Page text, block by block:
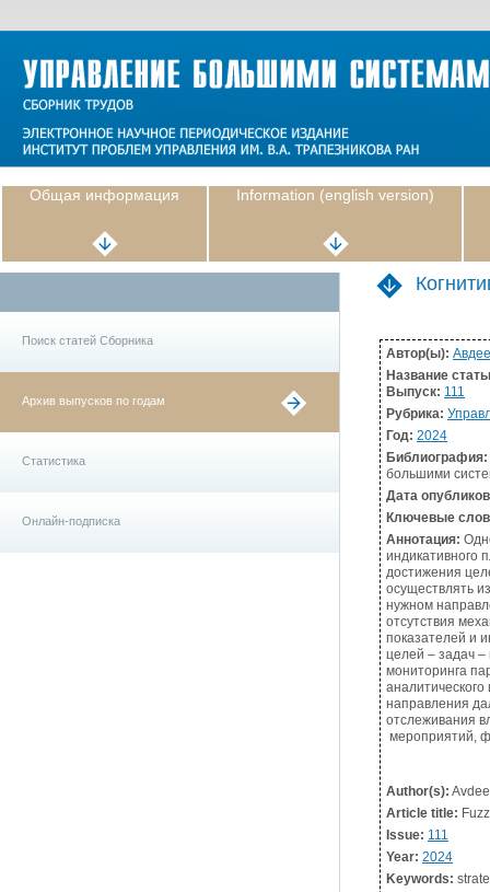
Общая информация Information (english version)
Поиск статей Сборника
Архив выпусков по годам
Статистика
Онлайн-подписка
Автор(ы):
Название
Выпуск: 111
Рубрика:
Год: 2024
Библиография:
большими
Дата
Ключевые
Аннотация:
индикативного
достижения
осуществлять
нужном
отсутствия
показателей и
целей – задач –
мониторинга
направления
отслеживания
мероприятий,
Author(s):
Article title:
Issue: 111
Year: 2024
Keywords: